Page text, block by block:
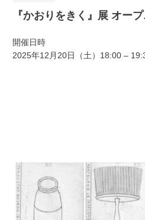
『かおりをきく』展 オー
開催日時
2025年12月20日（土）18:00 –